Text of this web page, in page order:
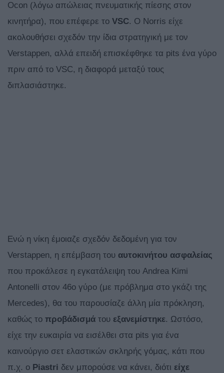
Ocon (λόγω απώλειας πνευματικής πίεσης στον
κινητήρα), που επέφερε το VSC. O Norris είχε
ακολουθήσει σχεδόν την ίδια στρατηγική με τον
Verstappen, αλλά επειδή επισκέφθηκε τα pits ένα γύρο
πριν από το VSC, η διαφορά μεταξύ τους
διπλασιάστηκε.
Ενώ η νίκη έμοιαζε σχεδόν δεδομένη για τον
Verstappen, η επέμβαση του αυτοκινήτου ασφαλείας
που προκάλεσε η εγκατάλειψη του Andrea Kimi
Antonelli στον 46ο γύρο (με πρόβλημα στο γκάζι της
Mercedes), θα του παρουσίαζε άλλη μία πρόκληση,
καθώς το προβάδισμά του εξανεμίστηκε. Ωστόσο,
είχε την ευκαιρία να εισέλθει στα pits για ένα
καινούργιο σετ ελαστικών σκληρής γόμας, κάτι που
π.χ. o Piastri δεν μπορούσε να κάνει, διότι είχε